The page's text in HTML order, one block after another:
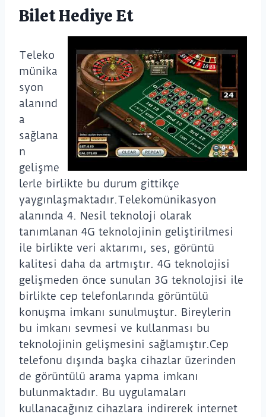
Bilet Hediye Et
Teleko
münika
syon
alanınd
a
sağlana
n
gelişme
lerle birlikte bu durum gittikçe
yaygınlaşmaktadır.Telekomünikasyon
alanında 4. Nesil teknoloji olarak
tanımlanan 4G teknolojinin geliştirilmesi
ile birlikte veri aktarımı, ses, görüntü
kalitesi daha da artmıştır. 4G teknolojisi
gelişmeden önce sunulan 3G teknolojisi ile
birlikte cep telefonlarında görüntülü
konuşma imkanı sunulmuştur. Bireylerin
bu imkanı sevmesi ve kullanması bu
teknolojinin gelişmesini sağlamıştır.Cep
telefonu dışında başka cihazlar üzerinden
de görüntülü arama yapma imkanı
bulunmaktadır. Bu uygulamaları
kullanacağınız cihazlara indirerek internet